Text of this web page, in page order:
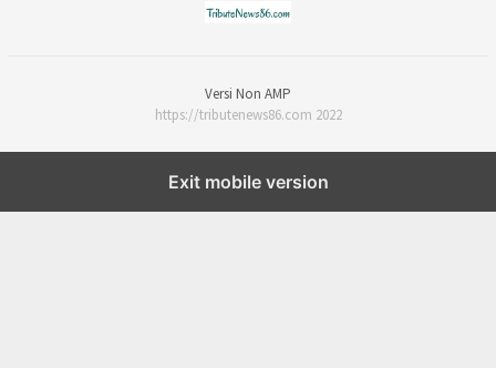
Versi Non AMP
https://tributenews86.com 2022
Exit mobile version